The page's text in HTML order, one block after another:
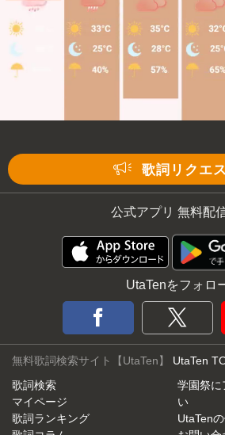
歌詞リクエ
公式アプリ 無料配
UtaTenをフォロ
無料歌詞検索サイト【UtaTen】 UtaTen
歌詞検索
マイページ
歌詞ランキング
学園祭に
い
UtaTen